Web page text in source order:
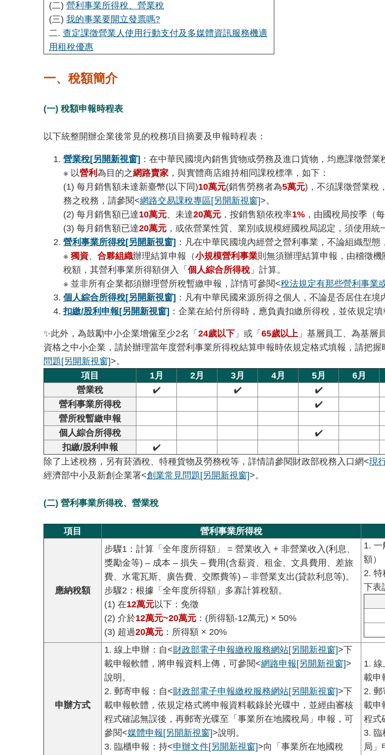
(二) 營利事業所得稅、營業稅
(三) 我的事業要開立發票嗎?
二. 查定課徵營業人使用行動支付及多媒體資訊服務機適
用租稅優惠
一、稅額簡介
(一) 稅額申報時程表
以下統整開辦企業後常見的稅務項目摘要及申報時程表：
營業稅[另開新視窗] ：在中華民國境內銷售貨物或勞務及進口貨物，均應課徵營業
※ 以營利 為目的之網路賣家 ，與實體商店維持相同課稅標準，如下：
(1) 每月銷售額未達新臺幣(以下同)10萬元(銷售勞務者為5萬元)，不須課徵營業稅
務之稅務，請參閱<網路交易課稅專區[另開新視窗]>。
(2) 每月銷售額已達10萬元、未達20萬元 ，按銷售額依稅率1% ，由國稅局按季（
(3) 每月銷售額已達20萬元 ，或依營業性質、業別或規模經國稅局認定，須使用統
營利事業所得稅[另開新視窗] ：凡在中華民國境內經營之營利事業，不論組織型態
※ 獨資、 合夥組織辦理結算申報（小規模營利事業則無須辦理結算申報，由稽徵
稅額，其營利事業所得額併入「 個人綜合所得稅 」計算。
※ 並非所有企業都須辦理營所稅暫繳申報，詳情可參閱<稅法規定有那些營利事業
個人綜合所得稅[另開新視窗] ：凡有中華民國來源所得之個人，不論是否居住在境
扣繳/股利申報[另開新視窗] ：企業在給付所得時，應負責扣繳所得稅，並依規定填
✨此外，為鼓勵中小企業增僱至少2名「 24歲以下 」或「 65歲以上 」基層員工、為基層
資格之中小企業，請於辦理當年度營利事業所得稅結算申報時依規定格式填報，請把
問題 [另開新視窗]>。
項目
1月 2月 3月 4月 5月 6月
營業稅
✔️ ✔️ ✔️
營利事業所得稅
✔️
營所稅暫繳申報
個人綜合所得稅
✔️
扣繳/股利申報
✔️
除了上述稅務，另有菸酒稅、特種貨物及勞務稅等，詳情請參閱財政部稅務入口網<現
經濟部中小及新創企業署<創業常見問題 [另開新視窗]>。
(二) 營利事業所得稅、營業稅
項目 營利事業所得稅
應納稅額
步驟1：計算「全年度所得額」 = 營業收入 + 非營業收入(利息、
獎勵金等) – 成本 – 損失 – 費用(含薪資、租金、文具費用、差旅
費、水電瓦斯、廣告費、交際費等) – 非營業支出(貸款利息等)。
步驟2：根據「全年度所得額」多寡計算稅額。
(1) 在12萬元以下：免徵
(2) 介於12萬元~20萬元 ：(所得額-12萬元) × 50%
(3) 超過20萬元 ：所得額 × 20%
1. 一
額）
2. 特
下表
申辦方式
1. 線上申辦：自<財政部電子申報繳稅服務網站[另開新視窗]>下
載申報軟體，將申報資料上傳，可參閱<網路申報 [另開新視窗]>
說明。
2. 郵寄申報：自<財政部電子申報繳稅服務網站[另開新視窗]>下
載申報軟體，依規定格式將申報資料載錄於光碟中，並經由審核
程式確認無誤後，再郵寄光碟至「事業所在地國稅局」申報，可
參閱<媒體申報 [另開新視窗]>說明。
3. 臨櫃申報：持<申辦文件[另開新視窗]>向「事業所在地國稅
1. 線
載申
2. 郵
載申
程式
3. 臨
局」